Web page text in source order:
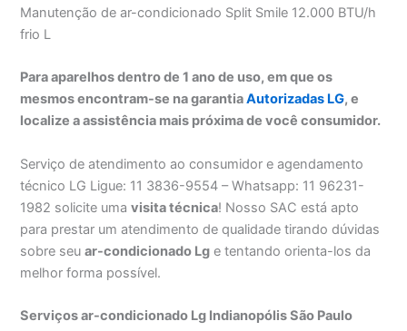
Manutenção de ar-condicionado Split Smile 12.000 BTU/h
frio L
Para aparelhos dentro de 1 ano de uso, em que os
mesmos encontram-se na garantiaAutorizadas LG, e
localize a assistência mais próxima de você consumidor.
Serviço de atendimento ao consumidor e agendamento
técnico LG Ligue: 11 3836-9554 – Whatsapp: 11 96231-
1982 solicite umavisita técnica! Nosso SAC está apto
para prestar um atendimento de qualidade tirando dúvidas
sobre seuar-condicionado Lg e tentando orienta-los da
melhor forma possível.
Serviços ar-condicionado Lg Indianopólis São Paulo